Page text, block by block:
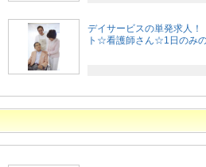
デイサービスの単発求人！
ト☆看護師さん☆1日のみの